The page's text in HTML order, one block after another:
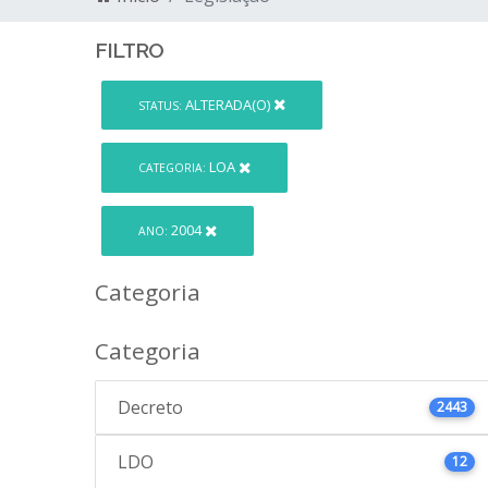
FILTRO
STATUS: ALTERADA(O)
CATEGORIA: LOA
ANO: 2004
Categoria
Categoria
Decreto 2443
LDO 12